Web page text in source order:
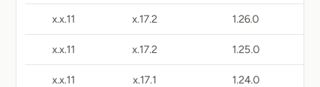
1.26.0
17.2.x
11.x.x
1.25.0
17.2.x
11.x.x
1.24.0
17.1.x
11.x.x